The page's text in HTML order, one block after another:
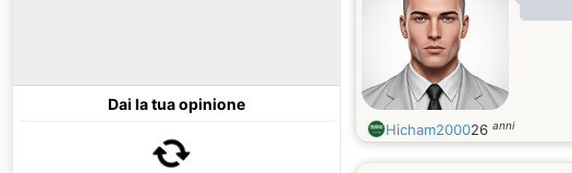
Dai la tua opinione
Hicham200026 anni